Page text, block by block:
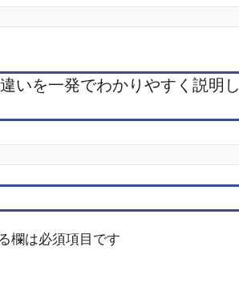
いを一発でわかりやすく説明し
欄は必須項目です